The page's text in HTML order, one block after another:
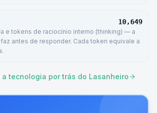
10,649
e tokens de raciocínio interno (thinking) — a
antes de responder. Cada token equivale a
a tecnologia por trás do Lasanheiro